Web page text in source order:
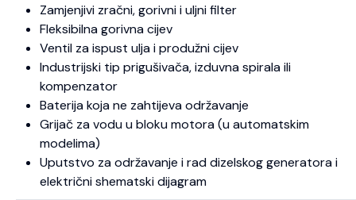
Zamjenjivi zračni, gorivni i uljni filter
Fleksibilna gorivna cijev
Ventil za ispust ulja i produžni cijev
Industrijski tip prigušivača, izduvna spirala ili
kompenzator
Baterija koja ne zahtijeva održavanje
Grijač za vodu u bloku motora (u automatskim
modelima)
Uputstvo za održavanje i rad dizelskog generatora i
električni shematski dijagram